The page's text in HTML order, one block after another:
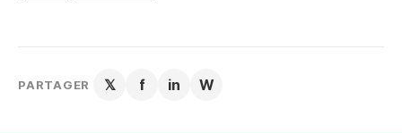
PARTAGER 𝕏 f in W